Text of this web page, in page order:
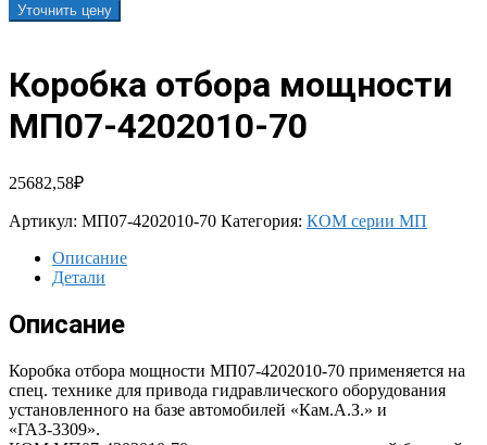
Уточнить цену
Коробка отбора мощности
МП07-4202010-70
25682,58₽
Артикул: МП07-4202010-70 Категория: КОМ серии МП
Описание
Детали
Описание
Коробка отбора мощности МП07-4202010-70 применяется на
спец. технике для привода гидравлического оборудования
установленного на базе автомобилей «Кам.А.З.» и
«ГАЗ-3309».